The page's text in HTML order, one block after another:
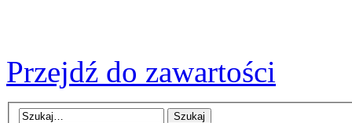
Przejdź do zawartości